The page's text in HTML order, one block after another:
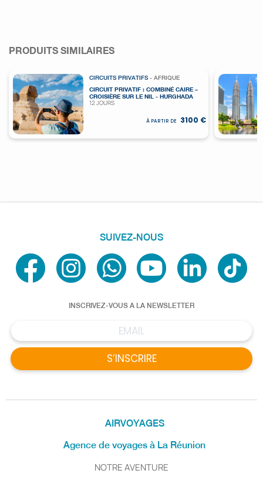
PRODUITS SIMILAIRES
CIRCUITS PRIVATIFS - AFRIQUE
CIRCUIT PRIVATIF : COMBINÉ CAIRE –
CROISIÈRE SUR LE NIL - HURGHADA
12 JOURS
À PARTIR DE 3100 €
AIRVOYAGES
Agence de voyages à La Réunion
NOTRE AVENTURE
SUIVEZ-NOUS
INSCRIVEZ-VOUS A LA NEWSLETTER
S’INSCRIRE